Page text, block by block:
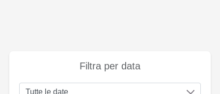
Filtra per data